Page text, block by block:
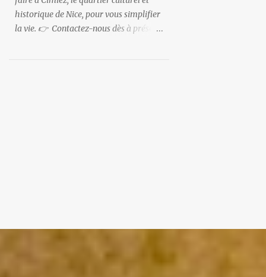
historique de Nice, pour vous simplifier
la vie. 👉 Contactez-nous dès à présent